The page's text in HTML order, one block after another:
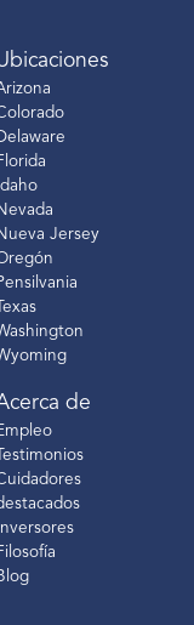
Idaho
Jersey
Texas
de
Testimonios
Inversores